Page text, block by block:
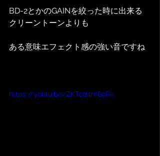
BD-2とかのGAINを絞った時に出来る
クリーントーンよりも
ある意味エフェクト感の強い音ですね
https://youtu.be/ZKTcd4m69Rk